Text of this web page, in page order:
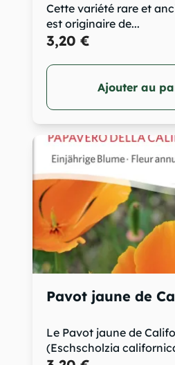
Cette variété rare et
est originaire de...
3,20 €
Ajouter au
Pavot jaune de
Le Pavot jaune de
(Eschscholzia